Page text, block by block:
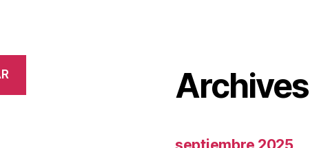
Archives
septiembre 2025